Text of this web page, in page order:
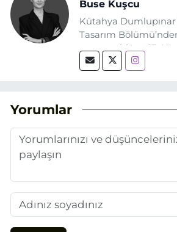
Buse Kuşcu
Kütahya
Tasarım
mezun oldum. 17
tarihinde, Grafik
adım attım.
Yorumlar